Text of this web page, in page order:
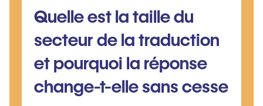
Quelle est la taille du
secteur de la traduction
et pourquoi la réponse
change-t-elle sans cesse